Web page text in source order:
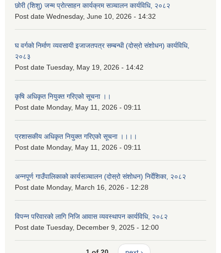
छोरी (शिशु) जन्म प्रोत्साहन कार्यक्रम सञ्चालन कार्यविधि, २०८२
Post date Wednesday, June 10, 2026 - 14:32
घ वर्गको निर्माण व्यवसायी इजाजतपत्र सम्बन्धी (दोस्रो संशोधन) कार्यविधि,
२०८३
Post date Tuesday, May 19, 2026 - 14:42
कृषि अधिकृत नियुक्त गरिएको सूचना ।।
Post date Monday, May 11, 2026 - 09:11
प्रशासकीय अधिकृत नियुक्त गरिएको सूचना ।।।।
Post date Monday, May 11, 2026 - 09:11
अन्नपूर्ण गाउँपालिकाको कार्यसञ्चालन (दोस्रो संशोधन) निर्देशिका, २०८२
Post date Monday, March 16, 2026 - 12:28
विपन्न परिवारको लागि निजि आवास व्यवस्थापन कार्यविधि, २०८२
Post date Tuesday, December 9, 2025 - 12:00